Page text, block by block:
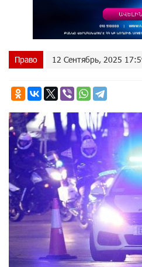
Право 12 Сентябрь, 2025